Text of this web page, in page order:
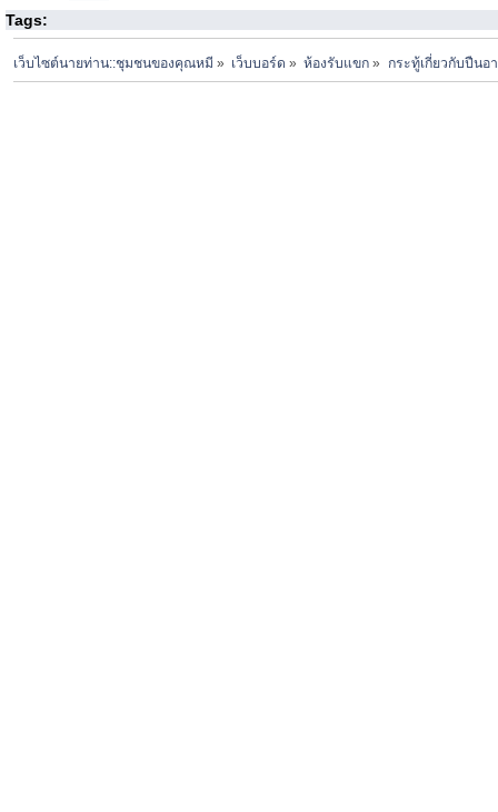
Tags:
เว็บไซต์นายท่าน::ชุมชนของคุณหมี » เว็บบอร์ด » ห้องรับแขก » กระทู้เกี่ยวกับปืนอ